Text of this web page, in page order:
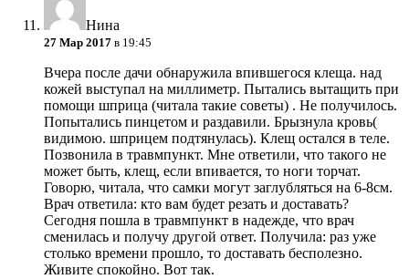
Нина
27 Мар 2017 в 19:45
Вчера после дачи обнаружила впившегося клеща. над
кожей выступал на миллиметр. Пытались вытащить при
помощи шприца (читала такие советы) . Не получилось.
Попытались пинцетом и раздавили. Брызнула кровь(
видимою. шприцем подтянулась). Клещ остался в теле.
Позвонила в травмпункт. Мне ответили, что такого не
может быть, клещ, если впивается, то ноги торчат.
Говорю, читала, что самки могут заглубляться на 6-8см.
Врач ответила: кто вам будет резать и доставать?
Сегодня пошла в травмпункт в надежде, что врач
сменилась и получу другой ответ. Получила: раз уже
столько времени прошло, то доставать бесполезно.
Живите спокойно. Вот так.